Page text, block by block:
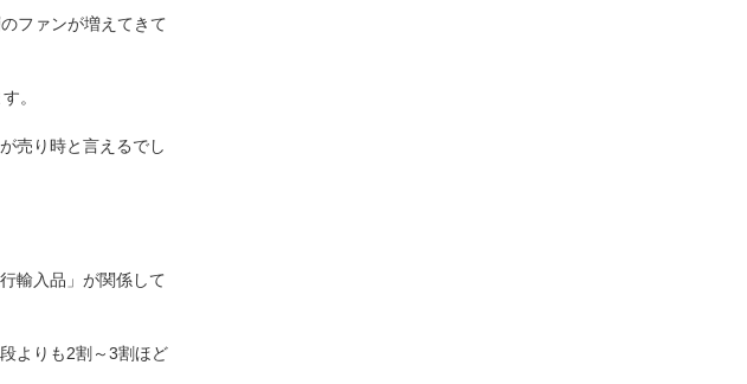
ファンが増えてきて
。
売り時と言えるでし
輸入品」が関係して
よりも2割～3割ほど